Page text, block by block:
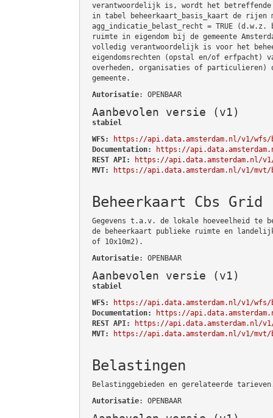
verantwoordelijk is, wordt het
in tabel beheerkaart_basis_kaart de rijen
agg_indicatie_belast_recht = TRUE
ruimte in eigendom bij de gemeente
volledig verantwoordelijk is voor het
eigendomsrechten (opstal en/of erfpacht)
overheden, organisaties of particulieren)
gemeente.
Autorisatie: OPENBAAR
Aanbevolen versie (v1)
stabiel
WFS:
https://api.data.amsterdam.nl/v1/wfs/
Documentation:
https://
REST API:
https://api.data.amsterdam.nl/
MVT:
https://api.data.amsterdam.nl/v1/mvt/
Beheerkaart Cbs Grid
Gegevens t.a.v. de lokale hoeveelheid te
de beheerkaart publieke ruimte en landelijk
of 10x10m2).
Autorisatie: OPENBAAR
Aanbevolen versie (v1)
stabiel
WFS:
https://api.data.amsterdam.nl/v1/wfs/
Documentation:
https://
REST API:
https://api.data.amsterdam.nl/
MVT:
https://api.data.amsterdam.nl/v1/mvt/
Belastingen
Belastinggebieden en gerelateerde
Autorisatie: OPENBAAR